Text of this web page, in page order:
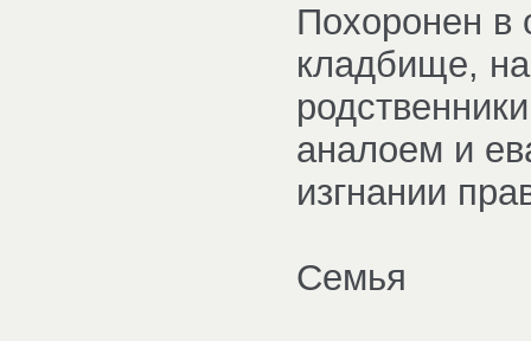
Похоронен в
кладбище, на
аналоем и
изгнании
Семья